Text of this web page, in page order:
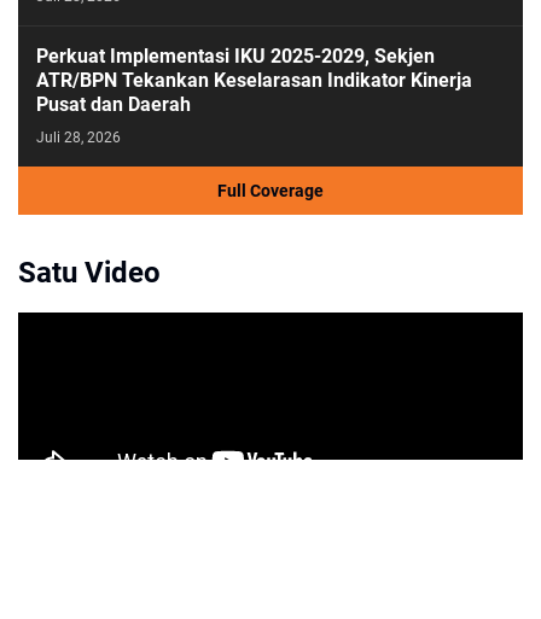
Perkuat Implementasi IKU 2025-2029, Sekjen
ATR/BPN Tekankan Keselarasan Indikator Kinerja
Pusat dan Daerah
Juli 28, 2026
Full Coverage
Satu Video